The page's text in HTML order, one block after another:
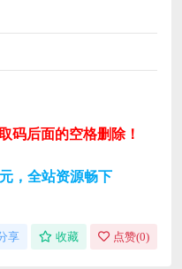
码后面的空格删除！
，全站资源畅下
享 收藏 点赞(0)